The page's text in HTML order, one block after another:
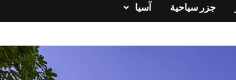
جزر سياحية آسيا